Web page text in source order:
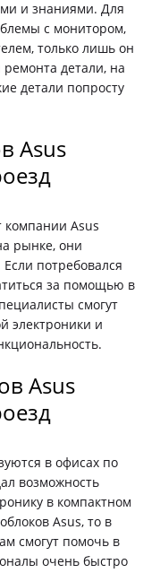
и знаниями. Для
с монитором,
только лишь он
детали, на
детали попросту
Asus
компании Asus
рынке, они
потребовался
за помощью в
смогут
электроники и
Asus
в офисах по
возможность
в компактном
Asus, то в
смогут помочь в
очень быстро